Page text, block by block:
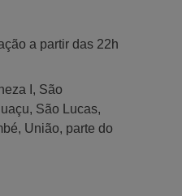
a partir das 22h
I, São
São Lucas,
União, parte do